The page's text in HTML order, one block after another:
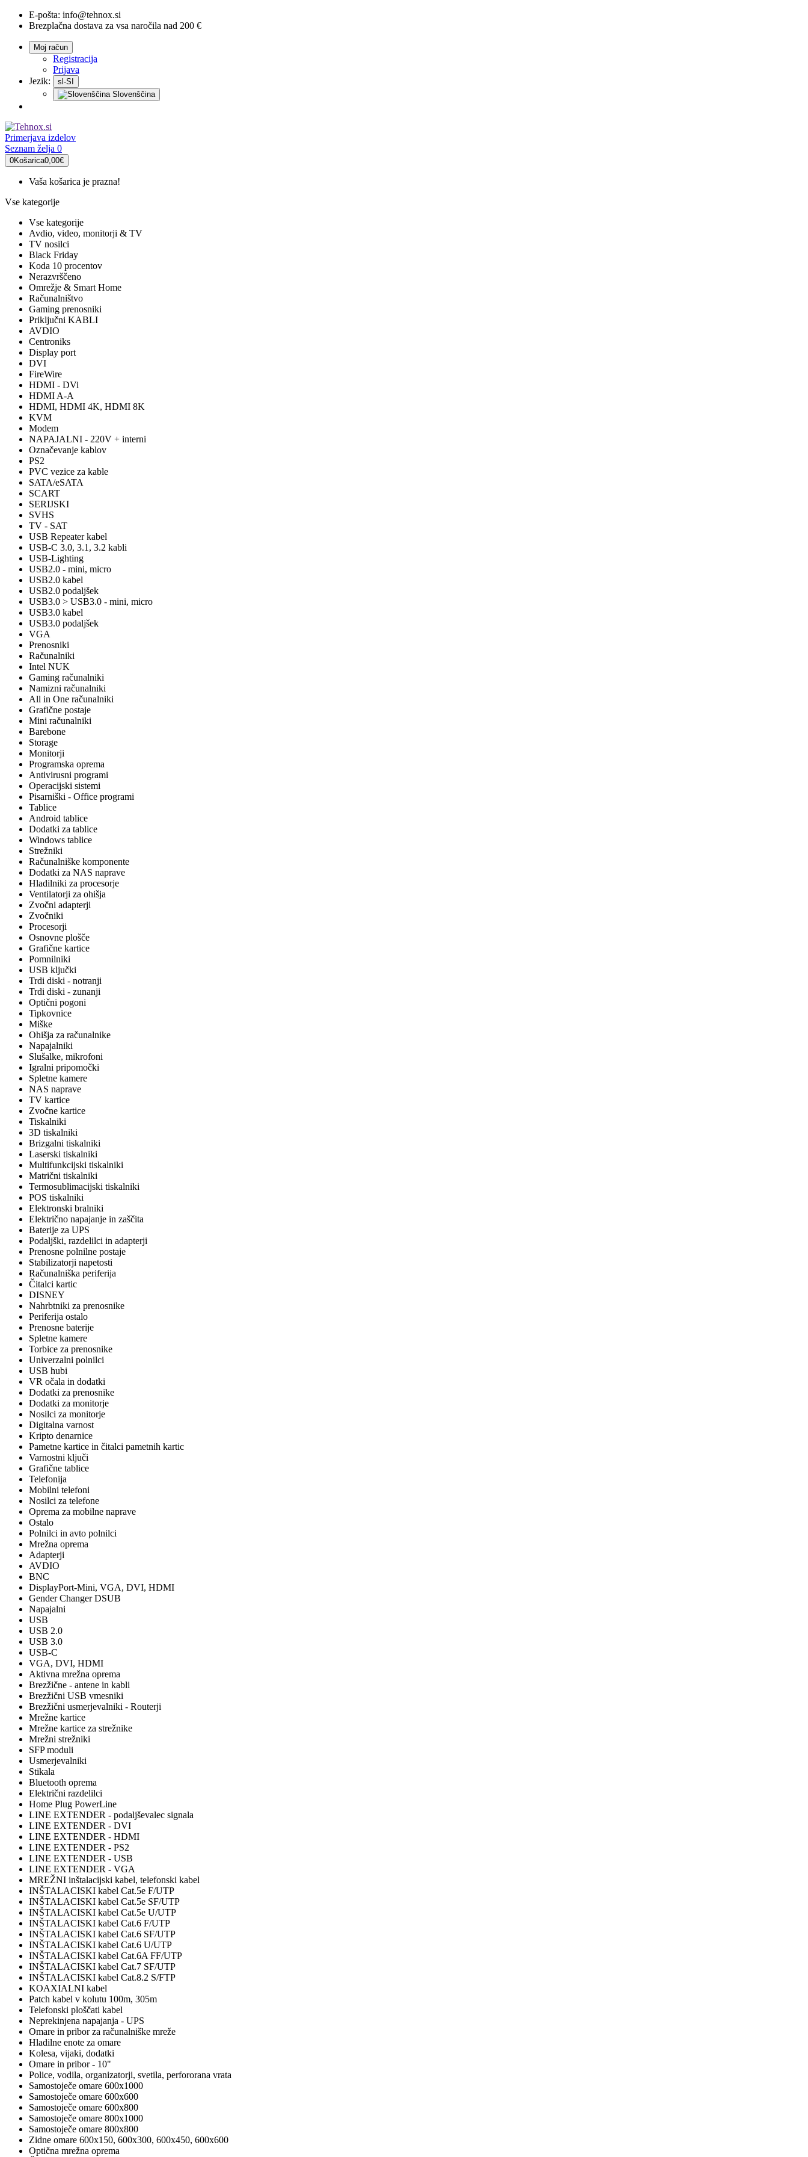
E-pošta: info@tehnox.si
Brezplačna dostava za vsa naročila nad 200 €
Moj račun
Registracija
Prijava
Jezik:
sl-SI
Slovenščina
Primerjava izdelov
Seznam želja 0
0Košarica0,00€
Vaša košarica je prazna!
Vse kategorije
Vse kategorije
Avdio, video, monitorji & TV
TV nosilci
Black Friday
Koda 10 procentov
Nerazvrščeno
Omrežje & Smart Home
Računalništvo
Gaming prenosniki
Priključni KABLI
AVDIO
Centroniks
Display port
DVI
FireWire
HDMI - DVi
HDMI A-A
HDMI, HDMI 4K, HDMI 8K
KVM
Modem
NAPAJALNI - 220V + interni
Označevanje kablov
PS2
PVC vezice za kable
SATA/eSATA
SCART
SERIJSKI
SVHS
TV - SAT
USB Repeater kabel
USB-C 3.0, 3.1, 3.2 kabli
USB-Lighting
USB2.0 - mini, micro
USB2.0 kabel
USB2.0 podaljšek
USB3.0 > USB3.0 - mini, micro
USB3.0 kabel
USB3.0 podaljšek
VGA
Prenosniki
Računalniki
Intel NUK
Gaming računalniki
Namizni računalniki
All in One računalniki
Grafične postaje
Mini računalniki
Barebone
Storage
Monitorji
Programska oprema
Antivirusni programi
Operacijski sistemi
Pisarniški - Office programi
Tablice
Android tablice
Dodatki za tablice
Windows tablice
Strežniki
Računalniške komponente
Dodatki za NAS naprave
Hladilniki za procesorje
Ventilatorji za ohišja
Zvočni adapterji
Zvočniki
Procesorji
Osnovne plošče
Grafične kartice
Pomnilniki
USB ključki
Trdi diski - notranji
Trdi diski - zunanji
Optični pogoni
Tipkovnice
Miške
Ohišja za računalnike
Napajalniki
Slušalke, mikrofoni
Igralni pripomočki
Spletne kamere
NAS naprave
TV kartice
Zvočne kartice
Tiskalniki
3D tiskalniki
Brizgalni tiskalniki
Laserski tiskalniki
Multifunkcijski tiskalniki
Matrični tiskalniki
Termosublimacijski tiskalniki
POS tiskalniki
Elektronski bralniki
Električno napajanje in zaščita
Baterije za UPS
Podaljški, razdelilci in adapterji
Prenosne polnilne postaje
Stabilizatorji napetosti
Računalniška periferija
Čitalci kartic
DISNEY
Nahrbtniki za prenosnike
Periferija ostalo
Prenosne baterije
Spletne kamere
Torbice za prenosnike
Univerzalni polnilci
USB hubi
VR očala in dodatki
Dodatki za prenosnike
Dodatki za monitorje
Nosilci za monitorje
Digitalna varnost
Kripto denarnice
Pametne kartice in čitalci pametnih kartic
Varnostni ključi
Grafične tablice
Telefonija
Mobilni telefoni
Nosilci za telefone
Oprema za mobilne naprave
Ostalo
Polnilci in avto polnilci
Mrežna oprema
Adapterji
AVDIO
BNC
DisplayPort-Mini, VGA, DVI, HDMI
Gender Changer DSUB
Napajalni
USB
USB 2.0
USB 3.0
USB-C
VGA, DVI, HDMI
Aktivna mrežna oprema
Brezžične - antene in kabli
Brezžični USB vmesniki
Brezžični usmerjevalniki - Routerji
Mrežne kartice
Mrežne kartice za strežnike
Mrežni strežniki
SFP moduli
Usmerjevalniki
Stikala
Bluetooth oprema
Električni razdelilci
Home Plug PowerLine
LINE EXTENDER - podaljševalec signala
LINE EXTENDER - DVI
LINE EXTENDER - HDMI
LINE EXTENDER - PS2
LINE EXTENDER - USB
LINE EXTENDER - VGA
MREŽNI inštalacijski kabel, telefonski kabel
INŠTALACISKI kabel Cat.5e F/UTP
INŠTALACISKI kabel Cat.5e SF/UTP
INŠTALACISKI kabel Cat.5e U/UTP
INŠTALACISKI kabel Cat.6 F/UTP
INŠTALACISKI kabel Cat.6 SF/UTP
INŠTALACISKI kabel Cat.6 U/UTP
INŠTALACISKI kabel Cat.6A FF/UTP
INŠTALACISKI kabel Cat.7 SF/UTP
INŠTALACISKI kabel Cat.8.2 S/FTP
KOAXIALNI kabel
Patch kabel v kolutu 100m, 305m
Telefonski ploščati kabel
Neprekinjena napajanja - UPS
Omare in pribor za računalniške mreže
Hladilne enote za omare
Kolesa, vijaki, dodatki
Omare in pribor - 10"
Police, vodila, organizatorji, svetila, perfororana vrata
Samostoječe omare 600x1000
Samostoječe omare 600x600
Samostoječe omare 600x800
Samostoječe omare 800x1000
Samostoječe omare 800x800
Zidne omare 600x150, 600x300, 600x450, 600x600
Optična mrežna oprema